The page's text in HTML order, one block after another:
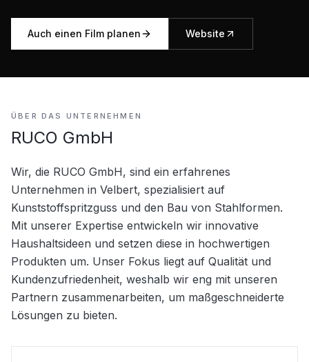
Auch einen Film planen Website
ÜBER DAS UNTERNEHMEN
RUCO GmbH
Wir, die RUCO GmbH, sind ein erfahrenes
Unternehmen in Velbert, spezialisiert auf
Kunststoffspritzguss und den Bau von Stahlformen.
Mit unserer Expertise entwickeln wir innovative
Haushaltsideen und setzen diese in hochwertigen
Produkten um. Unser Fokus liegt auf Qualität und
Kundenzufriedenheit, weshalb wir eng mit unseren
Partnern zusammenarbeiten, um maßgeschneiderte
Lösungen zu bieten.